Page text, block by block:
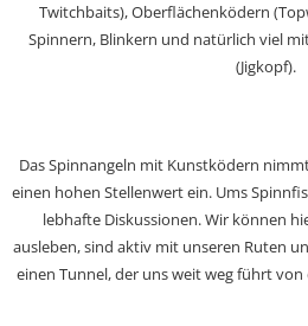
Twitchbaits), Oberflächenködern
Spinnern, Blinkern und natürlich viel
(Jigkopf).
Das Spinnangeln mit Kunstködern
einen hohen Stellenwert ein. Ums
lebhafte Diskussionen. Wir können
ausleben, sind aktiv mit unseren Ruten
einen Tunnel, der uns weit weg führt